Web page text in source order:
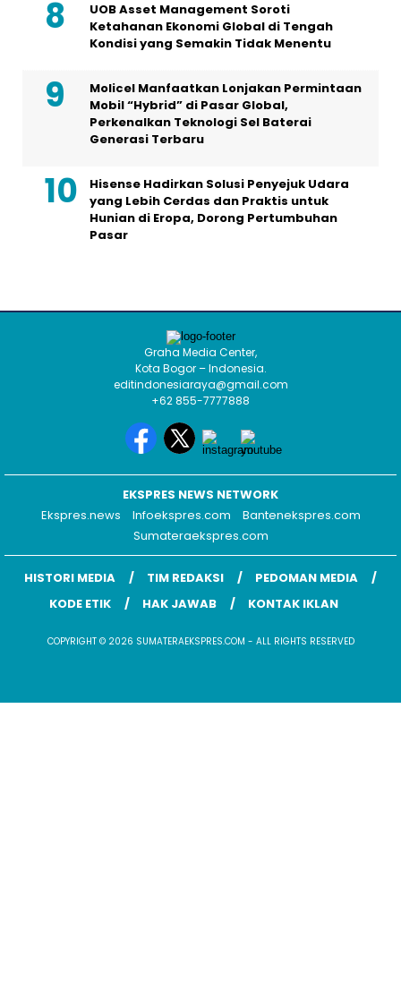
UOB Asset Management Soroti
Ketahanan Ekonomi Global di Tengah
Kondisi yang Semakin Tidak Menentu
Molicel Manfaatkan Lonjakan Permintaan
Mobil “Hybrid” di Pasar Global,
Perkenalkan Teknologi Sel Baterai
Generasi Terbaru
Hisense Hadirkan Solusi Penyejuk Udara
yang Lebih Cerdas dan Praktis untuk
Hunian di Eropa, Dorong Pertumbuhan
Pasar
Graha Media Center,
Kota Bogor – Indonesia.
editindonesiaraya@gmail.com
+62 855-7777888
EKSPRES NEWS NETWORK
Ekspres.news
Infoekspres.com
Bantenekspres.com
Sumateraekspres.com
HISTORI MEDIA TIM REDAKSI
PEDOMAN MEDIA
KODE ETIK
HAK JAWAB KONTAK IKLAN
COPYRIGHT © 2026 SUMATERAEKSPRES.COM - ALL RIGHTS RESERVED